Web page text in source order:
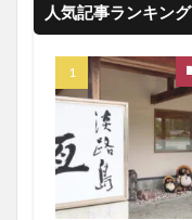
人気記事ランキング